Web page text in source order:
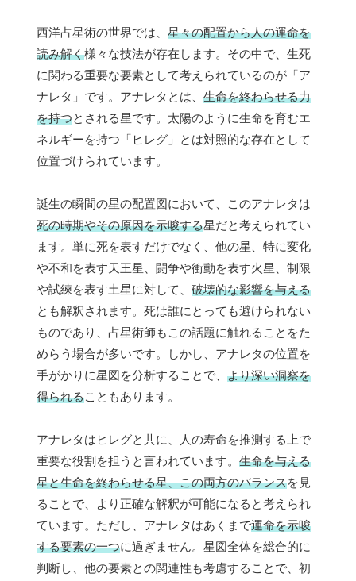
西洋占星術の世界では、 星々の配置から人の運命を
読み解く様々な技法が存在します。その中で、生死
に関わる重要な要素として考えられているのが「ア
ナレタ」です。アナレタとは、 生命を終わらせる力
を持つとされる星です。太陽のように生命を育むエ
ネルギーを持つ「ヒレグ」とは対照的な存在として
位置づけられています。
誕生の瞬間の星の配置図において、このアナレタは
死の時期やその原因を示唆する星だと考えられてい
ます。単に死を表すだけでなく、他の星、特に変化
や不和を表す天王星、闘争や衝動を表す火星、制限
や試練を表す土星に対して、 破壊的な影響を与える
とも解釈されます。死は誰にとっても避けられない
ものであり、占星術師もこの話題に触れることをた
めらう場合が多いです。しかし、アナレタの位置を
手がかりに星図を分析することで、 より深い洞察を
得られることもあります。
アナレタはヒレグと共に、人の寿命を推測する上で
重要な役割を担うと言われています。 生命を与える
星と生命を終わらせる星、この両方のバランスを見
ることで、より正確な解釈が可能になると考えられ
ています。ただし、アナレタはあくまで運命を示唆
する要素の一つに過ぎません。星図全体を総合的に
判断し、他の要素との関連性も考慮することで、初